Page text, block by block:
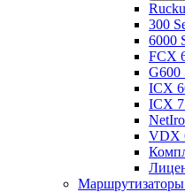
300
6000
FCX
G600
ICX
ICX
VDX
Маршрутизаторы